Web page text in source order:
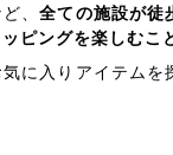
ど、全ての施設が徒
ピングを楽しむこ
に入りアイテムを